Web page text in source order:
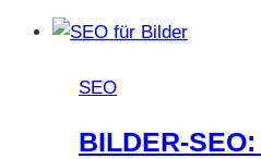
SEO
SEO
BILDER-